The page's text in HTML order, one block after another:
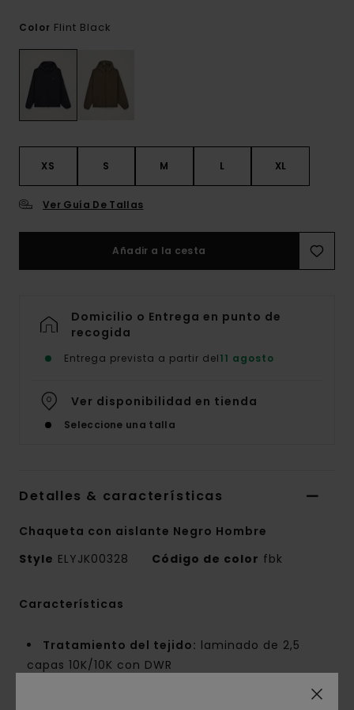
Color Flint Black
XS S M L XL
Ver Guía De Tallas
Añadir a la cesta
Domicilio o Entrega en punto de
recogida
Entrega prevista a partir del11 agosto
Ver disponibilidad en tienda
Seleccione una talla
Detalles & características
Chaqueta con aislante Negro Hombre
Style ELYJK00328 Código de color fbk
Características
Tratamiento del tejido: laminado de 2,5
capas 10K/10K con DWR
poliéster reciclado GRS